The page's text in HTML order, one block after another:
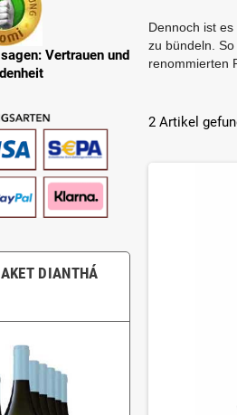
Vertrauen und
DIANTHÁ
Dennoch ist
zu bündeln.
renommierten
2 Artikel